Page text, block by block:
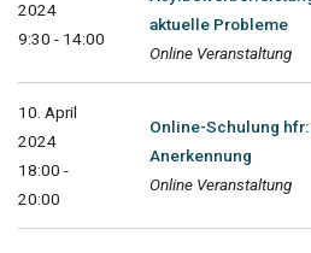
2024
9:30 - 14:00
aktuelle Probleme
Online Veranstaltung
10. April
2024
18:00 -
20:00
Online-Schulung
Anerkennung
Online Veranstaltung